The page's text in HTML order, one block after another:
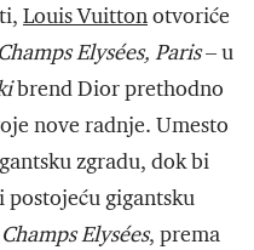
Louis Vuittonotvoriće
Elysées, Paris– u
brend Dior prethodno
nove radnje. Umesto
zgradu, dok bi
gigantsku
Champs Elysées, prema